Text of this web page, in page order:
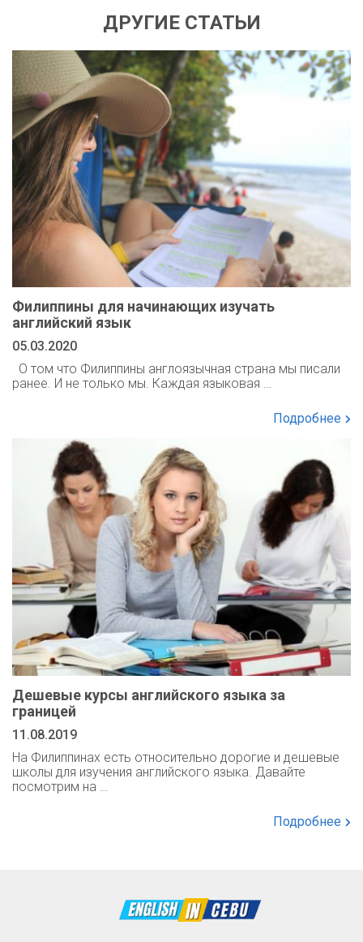
ДРУГИЕ СТАТЬИ
Филиппины для начинающих изучать
английский язык
05.03.2020
О том что Филиппины англоязычная страна мы писали
ранее. И не только мы. Каждая языковая …
Подробнее
Дешевые курсы английского языка за
границей
11.08.2019
На Филиппинах есть относительно дорогие и дешевые
школы для изучения английского языка. Давайте
посмотрим на …
Подробнее